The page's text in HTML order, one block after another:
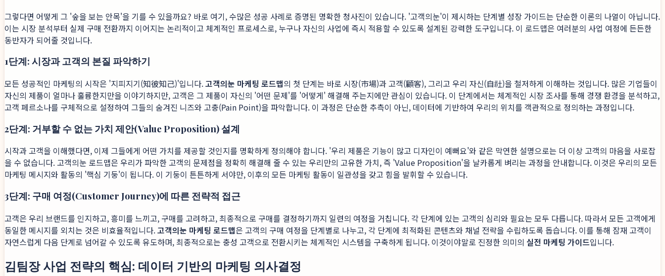
그렇다면 어떻게 그 '숲을 보는 안목'을 기를 수 있을까요? 바로 여기, 수많은 성공 사례로 증명된 명확한 청사진이 있습니다. '고객의눈'이 제시하는 단계별 성장 가이드는 단순한 이론의 나열이 아닙니다.
이는 시장 분석부터 실제 구매 전환까지 이어지는 논리적이고 체계적인 프로세스로, 누구나 자신의 사업에 즉시 적용할 수 있도록 설계된 강력한 도구입니다. 이 로드맵은 여러분의 사업 여정에 든든한
동반자가 되어줄 것입니다.
1단계: 시장과 고객의 본질 파악하기
모든 성공적인 마케팅의 시작은 '지피지기(知彼知己)'입니다.고객의눈 마케팅 로드맵의 첫 단계는 바로 시장(市場)과 고객(顧客), 그리고 우리 자신(自社)을 철저하게 이해하는 것입니다. 많은 기업들이
자신의 제품이 얼마나 훌륭한지만을 이야기하지만, 고객은 그 제품이 자신의 '어떤 문제'를 '어떻게' 해결해 주는지에만 관심이 있습니다. 이 단계에서는 체계적인 시장 조사를 통해 경쟁 환경을 분석하고,
고객 페르소나를 구체적으로 설정하여 그들의 숨겨진 니즈와 고충(Pain Point)을 파악합니다. 이 과정은 단순한 추측이 아닌, 데이터에 기반하여 우리의 위치를 객관적으로 정의하는 과정입니다.
2단계: 거부할 수 없는 가치 제안(Value Proposition) 설계
시작과 고객을 이해했다면, 이제 그들에게 어떤 가치를 제공할 것인지를 명확하게 정의해야 합니다. '우리 제품은 기능이 많고 디자인이 예뻐요'와 같은 막연한 설명으로는 더 이상 고객의 마음을 사로잡
을 수 없습니다. 고객의눈 로드맵은 우리가 파악한 고객의 문제점을 정확히 해결해 줄 수 있는 우리만의 고유한 가치, 즉 'Value Proposition'을 날카롭게 벼리는 과정을 안내합니다. 이것은 우리의 모든
마케팅 메시지와 활동의 '핵심 기둥'이 됩니다. 이 기둥이 튼튼하게 서야만, 이후의 모든 마케팅 활동이 일관성을 갖고 힘을 발휘할 수 있습니다.
3단계: 구매 여정(Customer Journey)에 따른 전략적 접근
고객은 우리 브랜드를 인지하고, 흥미를 느끼고, 구매를 고려하고, 최종적으로 구매를 결정하기까지 일련의 여정을 거칩니다. 각 단계에 있는 고객의 심리와 필요는 모두 다릅니다. 따라서 모든 고객에게
동일한 메시지를 외치는 것은 비효율적입니다.고객의눈 마케팅 로드맵은 고객의 구매 여정을 단계별로 나누고, 각 단계에 최적화된 콘텐츠와 채널 전략을 수립하도록 돕습니다. 이를 통해 잠재 고객이
자연스럽게 다음 단계로 넘어갈 수 있도록 유도하며, 최종적으로는 충성 고객으로 전환시키는 체계적인 시스템을 구축하게 됩니다. 이것이야말로 진정한 의미의 실전 마케팅 가이드입니다.
김팀장 사업 전략의 핵심: 데이터 기반의 마케팅 의사결정